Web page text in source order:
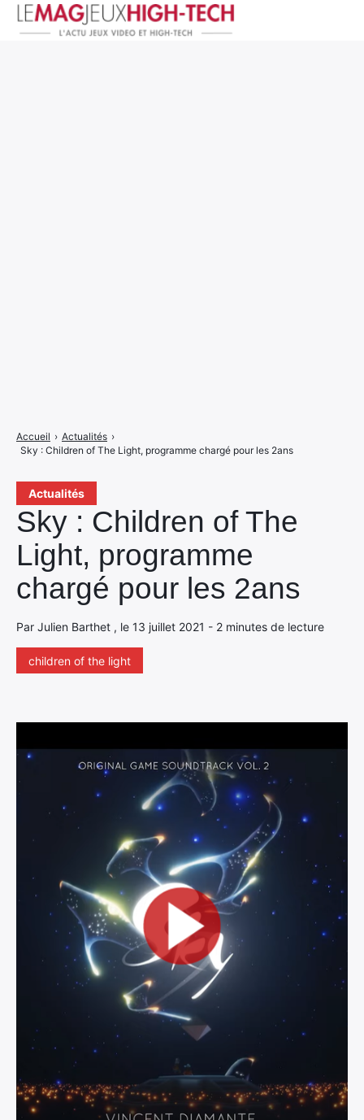
Actualités
Sky : Children of The
Light, programme
chargé pour les 2ans
Par Julien Barthet , le 13 juillet 2021 - 2 minutes de lecture
children of the light
Accueil › Actualités ›
Sky : Children of The Light, programme chargé pour les 2ans